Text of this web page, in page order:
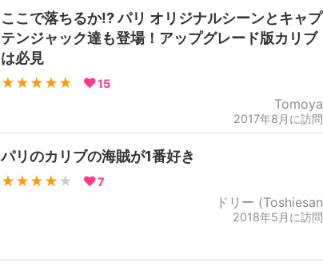
ここで落ちるか!? パリ オリジナルシーンとキャプ
テンジャック達も登場！アップグレード版カリブ
は必見
★★★★★ 15
Tomoya
2017年8月に訪問
パリのカリブの海賊が1番好き
★★★★ ★ 7
ドリー (Toshiesan
2018年5月に訪問